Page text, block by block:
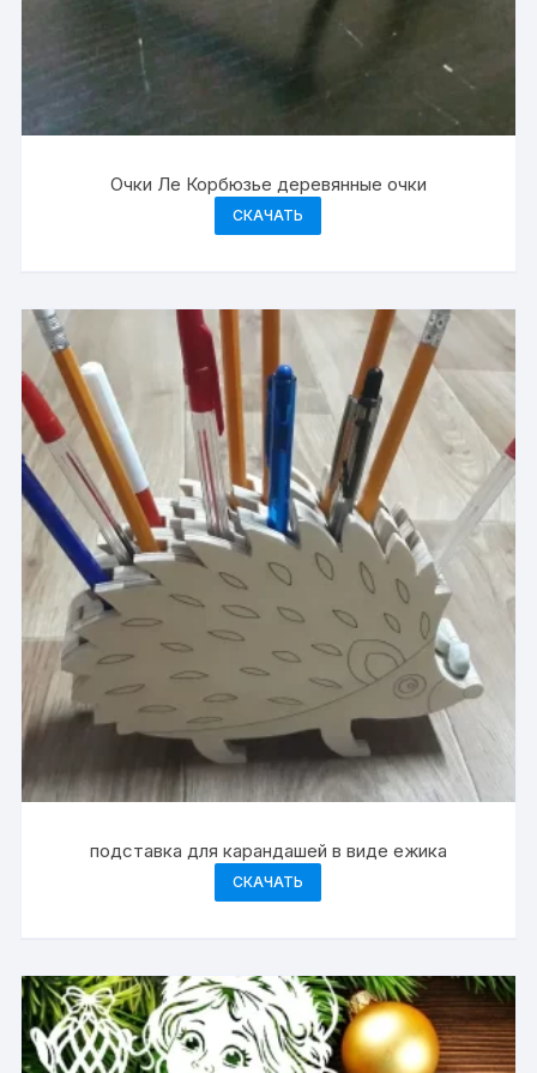
Очки Ле Корбюзье деревянные очки
СКАЧАТЬ
подставка для карандашей в виде ежика
СКАЧАТЬ